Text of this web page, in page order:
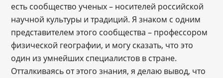
есть сообщество ученых – носителей российской
научной культуры и традиций. Я знаком с одним
представителем этого сообщества – профессором
физической географии, и могу сказать, что это
один из умнейших специалистов в стране.
Отталкиваясь от этого знания, я делаю вывод, что